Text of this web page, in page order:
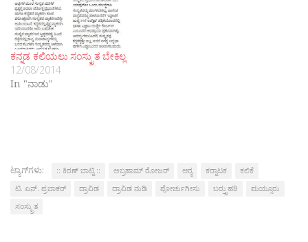
ಕನ್ನಡ ಕಲಿಯಲು ಸಂಸ್ಕ್ರುತ ಬೇಕಿಲ್ಲ
12/08/2014
In "ನಾಡು"
ಟ್ಯಾಗ್‌ಗಳು: :: ಕಿರಣ್ ಬಾಟ್ನಿ :: ಅಬ್ರಹಾಮ್ ರೋಜರ್ ಆರ‍್ಯ ಕರ‍್ನಾಟಕ
ಕಲಿಕೆ
ಟಿ. ಎನ್. ಪ್ರಬಾಕರ್
ದ್ರಾವಿಡ ದ್ರಾವಿಡ ನುಡಿ ಪೋರ್ಚುಗೀಸು ಬರ‍್ತ್ರುಹರಿ
ಮಯ್ಸೂರು
ಸಂಸ್ಕ್ರುತ